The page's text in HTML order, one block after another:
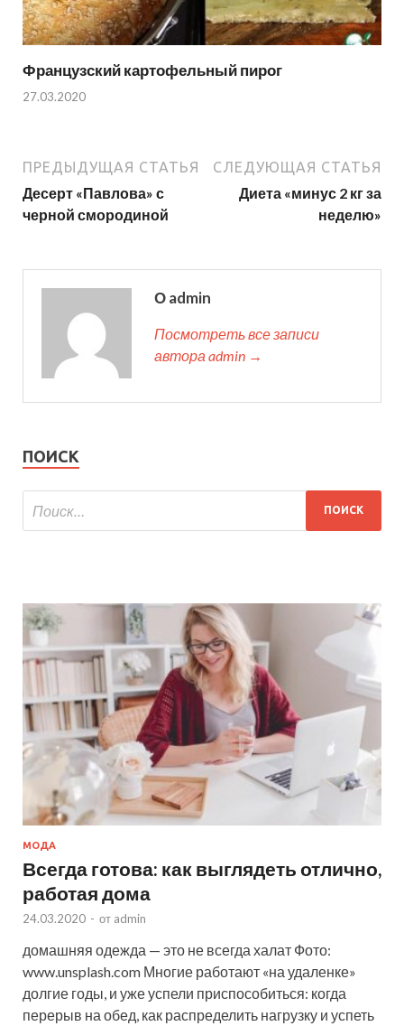
Французский картофельный пирог
27.03.2020
ПРЕДЫДУЩАЯ СТАТЬЯ
Десерт «Павлова» с
черной смородиной
СЛЕДУЮЩАЯ СТАТЬЯ
Диета «минус 2 кг за
неделю»
О admin
Посмотреть все записи
автора admin →
ПОИСК
МОДА
Всегда готова: как выглядеть отлично,
работая дома
24.03.2020 - от admin
домашняя одежда — это не всегда халат Фото:
www.unsplash.com Многие работают «на удаленке»
долгие годы, и уже успели приспособиться: когда
перерыв на обед, как распределить нагрузку и успеть